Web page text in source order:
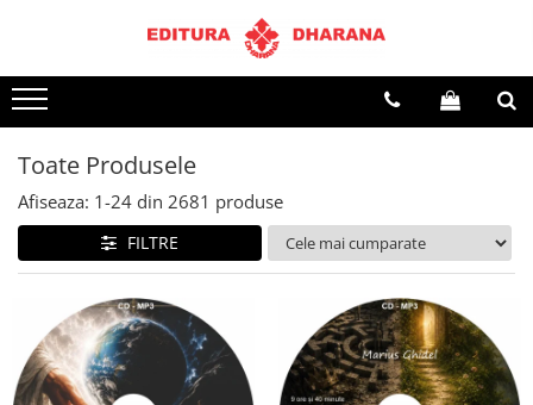
Terapii
Dietoterapie
Toate Produsele
Afiseaza: 1-24 din 2681 produse
FILTRE